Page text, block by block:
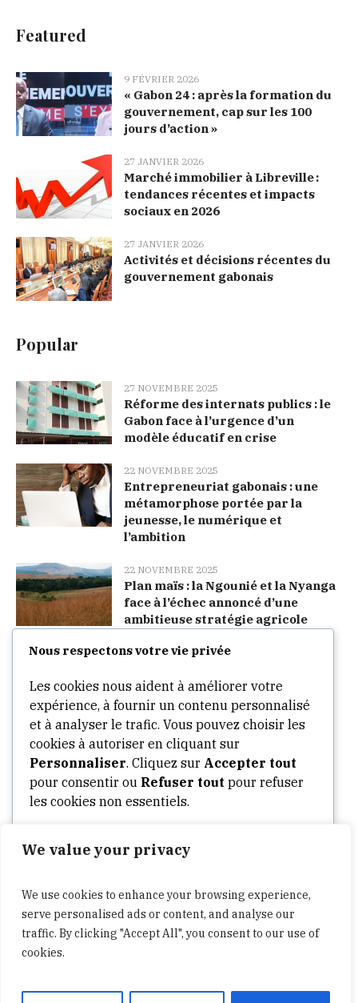
We value your privacy
We use cookies to enhance your browsing experience,
serve personalised ads or content, and analyse our
traffic. By clicking "Accept All", you consent to our use of
cookies.
Nous respectons votre vie privée
Les cookies nous aident à améliorer votre
expérience, à fournir un contenu personnalisé
et à analyser le trafic. Vous pouvez choisir les
cookies à autoriser en cliquant sur
Personnaliser. Cliquez sur Accepter tout
pour consentir ou Refuser tout pour refuser
les cookies non essentiels.
Personnaliser
Featured
9 FÉVRIER 2026
« Gabon 24 : après la formation du
gouvernement, cap sur les 100
jours d’action »
27 JANVIER 2026
Marché immobilier à Libreville :
tendances récentes et impacts
sociaux en 2026
27 JANVIER 2026
Activités et décisions récentes du
gouvernement gabonais
Popular
27 NOVEMBRE 2025
Réforme des internats publics : le
Gabon face à l’urgence d’un
modèle éducatif en crise
22 NOVEMBRE 2025
Entrepreneuriat gabonais : une
métamorphose portée par la
jeunesse, le numérique et
l’ambition
22 NOVEMBRE 2025
Plan maïs : la Ngounié et la Nyanga
face à l’échec annoncé d’une
ambitieuse stratégie agricole
Arts
Culture
Opinion
Stories
World
Business
A propos Widgets Contactez-nous